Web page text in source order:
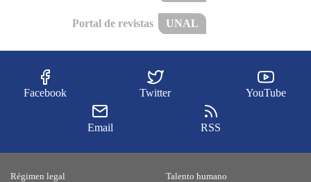
Portal de revistas UNAL
Facebook Twitter YouTube
Email RSS
Régimen legal
Talento humano